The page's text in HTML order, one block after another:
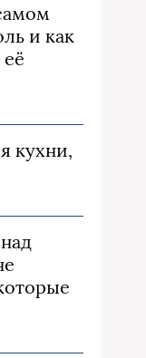
и как
кухни,